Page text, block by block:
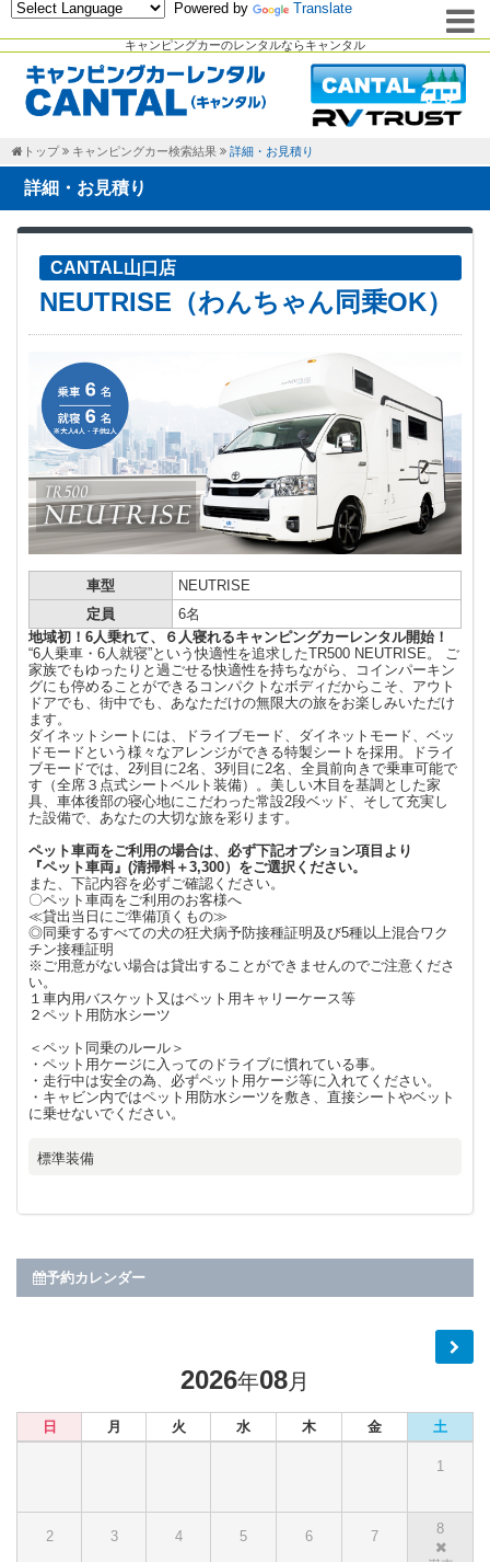
キャンピングカーのレンタルならキャンタル
Powered by Translate
トップ キャンピングカー検索結果 詳細・お見積り
詳細・お見積り
CANTAL山口店
NEUTRISE（わんちゃん同乗OK）
車型
NEUTRISE
定員
6名
地域初！6人乗れて、６人寝れるキャンピングカーレンタル開始！
“6人乗車・6人就寝”という快適性を追求したTR500 NEUTRISE。 ご
家族でもゆったりと過ごせる快適性を持ちながら、コインパーキン
グにも停めることができるコンパクトなボディだからこそ、アウト
ドアでも、街中でも、あなただけの無限大の旅をお楽しみいただけ
ます。
ダイネットシートには、ドライブモード、ダイネットモード、ベッ
ドモードという様々なアレンジができる特製シートを採用。ドライ
ブモードでは、2列目に2名、3列目に2名、全員前向きで乗車可能で
す（全席３点式シートベルト装備）。美しい木目を基調とした家
具、車体後部の寝心地にこだわった常設2段ベッド、そして充実し
た設備で、あなたの大切な旅を彩ります。
ペット車両をご利用の場合は、必ず下記オプション項目より
『ペット車両』(清掃料＋3,300）をご選択ください。
また、下記内容を必ずご確認ください。
〇ペット車両をご利用のお客様へ
≪貸出当日にご準備頂くもの≫
◎同乗するすべての犬の狂犬病予防接種証明及び5種以上混合ワク
チン接種証明
※ご用意がない場合は貸出することができませんのでご注意くださ
い。
１車内用バスケット又はペット用キャリーケース等
２ペット用防水シーツ
＜ペット同乗のルール＞
・ペット用ケージに入ってのドライブに慣れている事。
・走行中は安全の為、必ずペット用ケージ等に入れてください。
・キャビン内ではペット用防水シーツを敷き、直接シートやベット
に乗せないでください。
標準装備
予約カレンダー
2026年08月
日 月 火 水 木 金 土
1
2 3 4 5 6 7 8